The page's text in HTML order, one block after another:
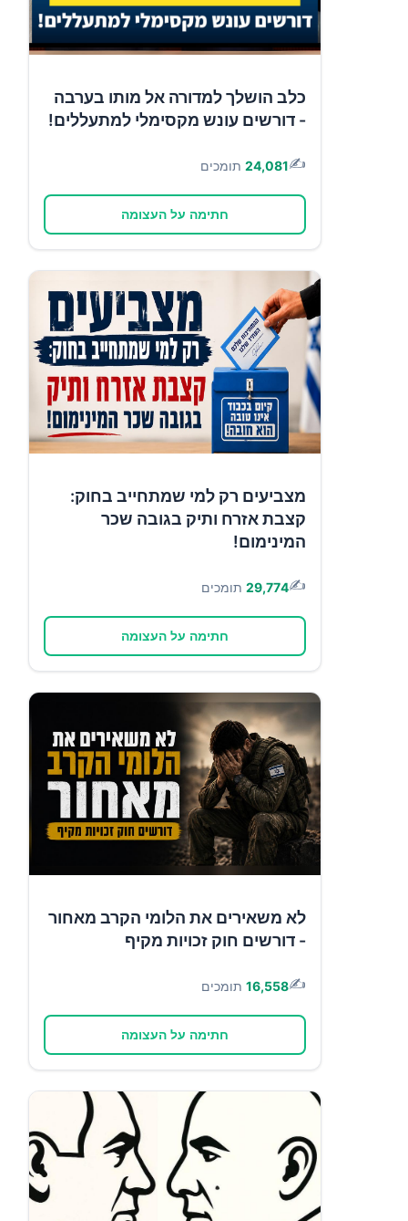
כלב הושלך למדורה אל מותו בערבה
- דורשים עונש מקסימלי למתעללים!
✍️
24,081 תומכים
חתימה על העצומה
מצביעים רק למי שמתחייב בחוק:
קצבת אזרח ותיק בגובה שכר
המינימום!
✍️
29,774 תומכים
חתימה על העצומה
לא משאירים את הלומי הקרב מאחור
- דורשים חוק זכויות מקיף
✍️
16,558 תומכים
חתימה על העצומה